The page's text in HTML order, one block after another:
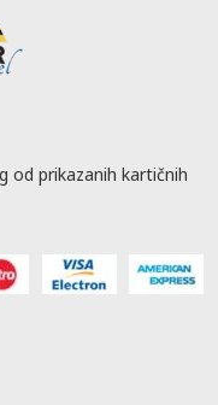
od prikazanih kartičnih